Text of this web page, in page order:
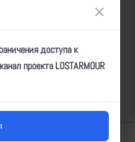
по целям ВСУ на
×
доступа к
проекта LOSTARMOUR